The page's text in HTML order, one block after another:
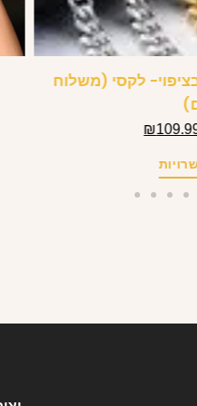
לקסי (משלוח
₪